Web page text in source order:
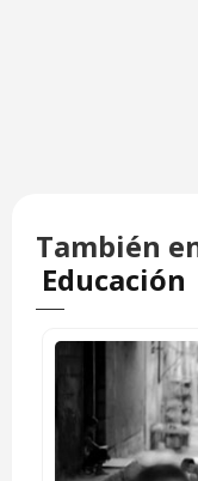
También
Educación